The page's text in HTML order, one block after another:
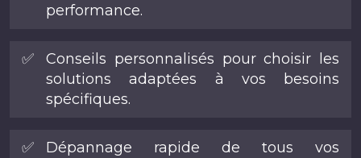
performance.
✅
Conseils personnalisés pour choisir les
solutions adaptées à vos besoins
spécifiques.
✅
Dépannage rapide de tous vos